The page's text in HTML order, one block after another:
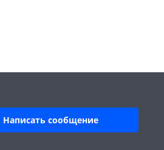
Написать сообщение